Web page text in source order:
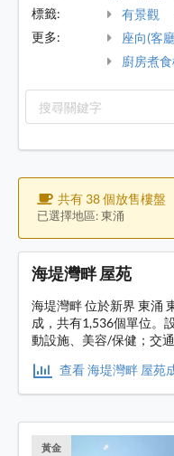
標籤:
有景觀
更多:
座向(客
廚房煮
共有 38 個放售樓盤
已選擇地區: 東涌
海堤灣畔 屋苑
海堤灣畔 位於新界 東涌
成，共有1,536個單位。
動設施、美容/保健；交
查看 海堤灣畔 屋苑
黃金